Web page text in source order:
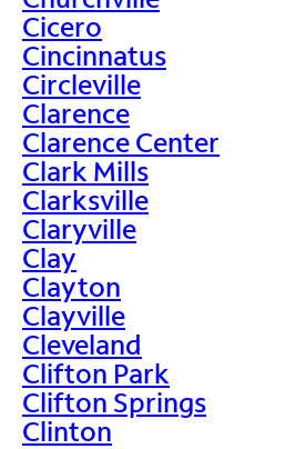
Cicero
Cincinnatus
Circleville
Clarence
Clarence Center
Clark Mills
Clarksville
Claryville
Clay
Clayton
Clayville
Cleveland
Clifton Park
Clifton Springs
Clinton